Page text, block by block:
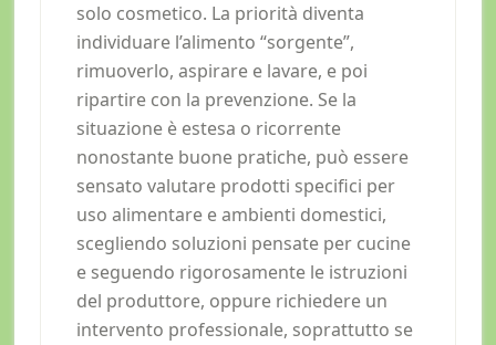
solo cosmetico. La priorità diventa
individuare l’alimento “sorgente”,
rimuoverlo, aspirare e lavare, e poi
ripartire con la prevenzione. Se la
situazione è estesa o ricorrente
nonostante buone pratiche, può essere
sensato valutare prodotti specifici per
uso alimentare e ambienti domestici,
scegliendo soluzioni pensate per cucine
e seguendo rigorosamente le istruzioni
del produttore, oppure richiedere un
intervento professionale, soprattutto se